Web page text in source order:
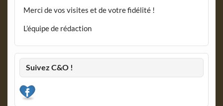
Merci de vos visites et de votre fidélité !
L’équipe de rédaction
Suivez C&O !